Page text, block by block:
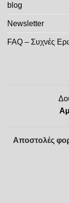
blog
Newsletter
FAQ – Συχνές
Αποστολές